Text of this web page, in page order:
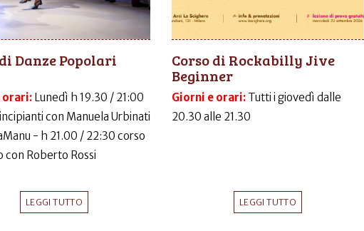
Danze Popolari
orari: Lunedì h 19.30 / 21:00
con Manuela Urbinati
- h 21.00 / 22:30 corso
con Roberto Rossi
LEGGI TUTTO
Corso di Rockabilly Jive
Beginner
Giorni e orari: Tutti i giovedì dalle
20.30 alle 21.30
LEGGI TUTTO